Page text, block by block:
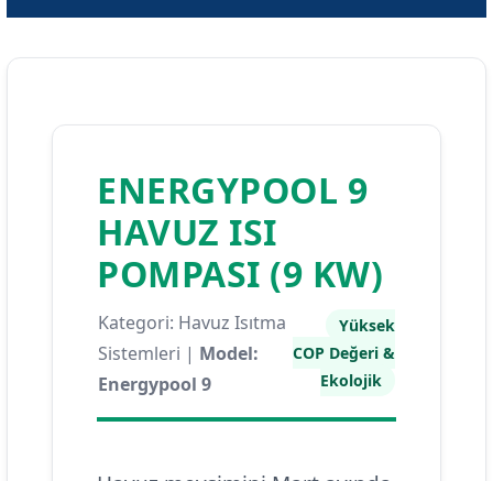
ENERGYPOOL 9
HAVUZ ISI
POMPASI (9 KW)
Kategori: Havuz Isıtma
Sistemleri | Model:
Energypool 9
Yüksek
COP Değeri &
Ekolojik